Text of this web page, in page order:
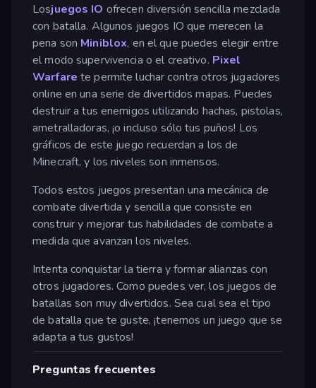
Losjuegos IO ofrecen diversión sencilla mezclada
con batalla. Algunos juegos IO que merecen la
pena son Miniblox, en el que puedes elegir entre
el modo supervivencia o el creativo. Pixel
Warfare te permite luchar contra otros jugadores
online en una serie de divertidos mapas. Puedes
destruir a tus enemigos utilizando hachas, pistolas,
ametralladoras, ¡o incluso sólo tus puños! Los
gráficos de este juego recuerdan a los de
Minecraft, y los niveles son inmensos.
Todos estos juegos presentan una mecánica de
combate divertida y sencilla que consiste en
construir y mejorar tus habilidades de combate a
medida que avanzan los niveles.
Intenta conquistar la tierra y formar alianzas con
otros jugadores. Como puedes ver, los juegos de
batallas son muy divertidos. Sea cual sea el tipo
de batalla que te guste, ¡tenemos un juego que se
adapta a tus gustos!
Preguntas frecuentes